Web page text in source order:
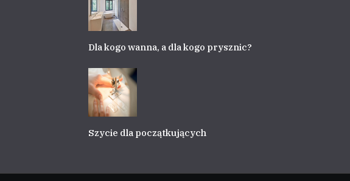
Dla kogo wanna, a dla kogo prysznic?
Szycie dla początkujących